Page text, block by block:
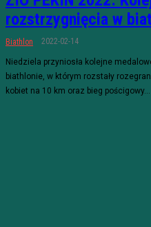
rozstrzygnięcia w
Biathlon 2022-02-14
Niedziela przyniosła kolejne
biathlonie, w którym rozstały
kobiet na 10 km oraz bieg pościgowy...